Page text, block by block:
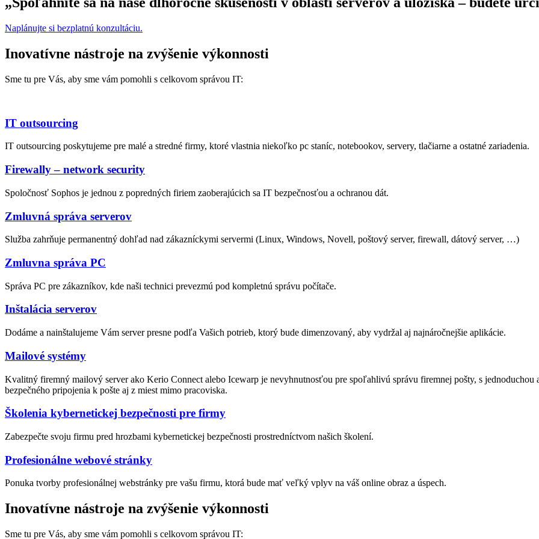
Naplánujte si bezplatnú konzultáciu.
Inovatívne nástroje na zvýšenie výkonnosti
Sme tu pre Vás, aby sme vám pomohli s celkovom správou IT:
IT outsourcing
IT outsourcing poskytujeme pre malé a stredné firmy, ktoré vlastnia niekoľko pc staníc, notebookov, servery, tlačiarne a ostatné zariadenia.
Firewally – network security
Spoločnosť Sophos je jednou z popredných firiem zaoberajúcich sa IT bezpečnosťou a ochranou dát.
Zmluvná správa serverov
Služba zahrňuje permanentný dohľad nad zákazníckymi servermi (Linux, Windows, Novell, poštový server, firewall, dátový server, …)
Zmluvna správa PC
Správa PC pre zákazníkov, kde naši technici prevezmú pod kompletnú správu počítače.
Inštalácia serverov
Dodáme a nainštalujeme Vám server presne podľa Vašich potrieb, ktorý bude dimenzovaný, aby vydržal aj najnáročnejšie aplikácie.
Mailové systémy
Kvalitný firemný mailový server ako Kerio Connect alebo Icewarp je nevyhnutnosťou pre spoľahlivú správu firemnej pošty, s jednoduchou
bezpečného pripojenia k pošte aj z miest mimo pracoviska.
Školenia kybernetickej bezpečnosti pre firmy
Zabezpečte svoju firmu pred hrozbami kybernetickej bezpečnosti prostredníctvom našich školení.
Profesionálne webové stránky
Ponuka tvorby profesionálnej webstránky pre vašu firmu, ktorá bude mať veľký vplyv na váš online obraz a úspech.
Inovatívne nástroje na zvýšenie výkonnosti
Sme tu pre Vás, aby sme vám pomohli s celkovom správou IT: